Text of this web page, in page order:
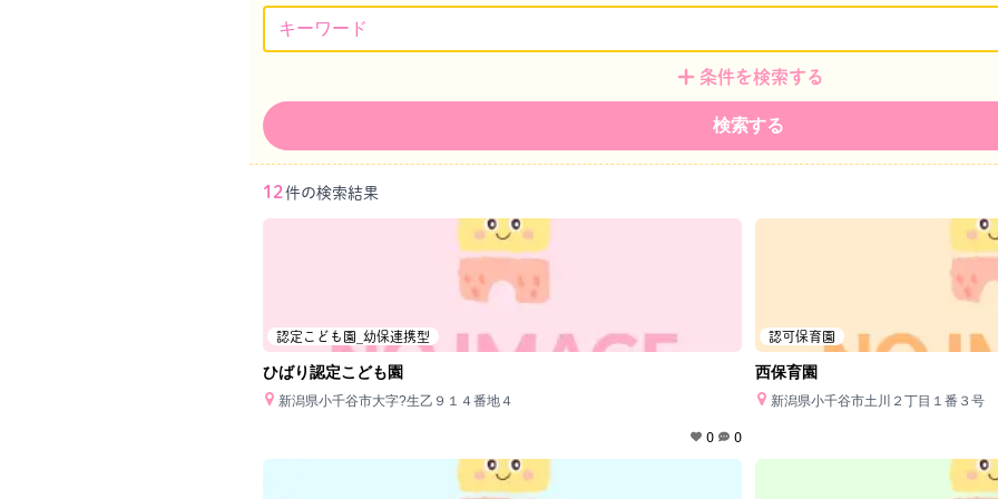
条件を検索する
検索する
12件の検索結果
認定こども園_幼保連携型
ひばり認定こども園
新潟県小千谷市大字?生乙９１４番地４
0 0
認可保育園
西保育園
新潟県小千谷市土川２丁目１番３号